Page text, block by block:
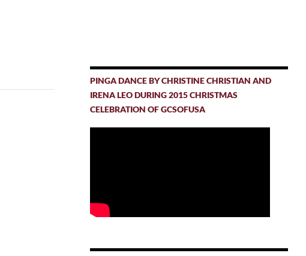
PINGA DANCE BY CHRISTINE CHRISTIAN AND
IRENA LEO DURING 2015 CHRISTMAS
CELEBRATION OF GCSOFUSA